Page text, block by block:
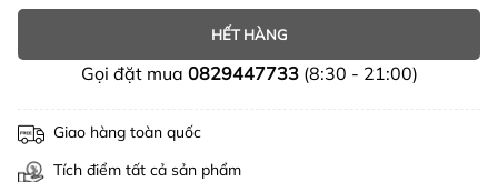
HẾT HÀNG
Gọi đặt mua 0829447733(8:30 - 21:00)
Giao hàng toàn quốc
Tích điểm tất cả sản phẩm